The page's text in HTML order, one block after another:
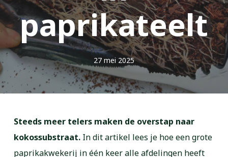
paprikateelt
27 mei 2025
Steeds meer telers maken de overstap naar
kokossubstraat.In dit artikel lees je hoe een grote
paprikakwekerij in één keer alle afdelingen heeft